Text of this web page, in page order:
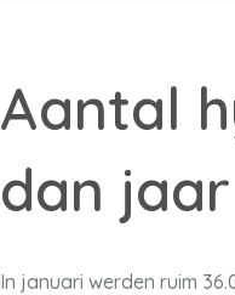
Aantal
dan
In januari werden ruim